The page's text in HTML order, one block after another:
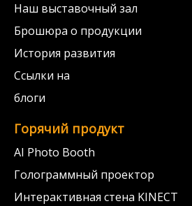
Наш выставочный зал
Брошюра о продукции
История развития
Ссылки на
блоги
Горячий продукт
AI Photo Booth
Голограммный проектор
Интерактивная стена KINECT